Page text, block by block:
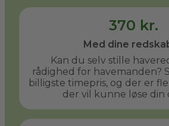
370 kr.
Med dine
Kan du selv stille
rådighed for havemanden?
billigste timepris, og der er
der vil kunne løse din